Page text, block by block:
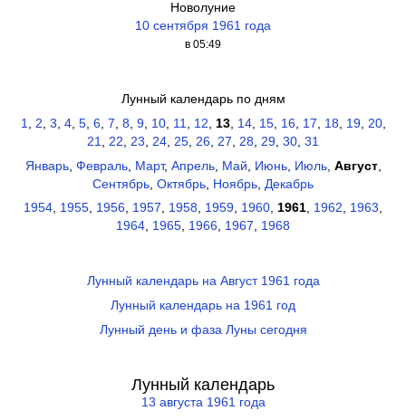
Новолуние
10 сентября 1961 года
в 05:49
Лунный календарь по дням
1
2 3 4, 5, 6, 7 8 9, 10, 11 12 13, 14, 15, 16, 17 18 19, 20,
21
22 23 24 25 26 27 28 29 30 31
Январь, Февраль, Март, Апрель, Май Июнь, Июль, Август,
Сентябрь Октябрь Ноябрь Декабрь
1954, 1955, 1956, 1957, 1958, 1959, 1960, 1961, 1962, 1963,
1964, 1965, 1966, 1967, 1968
Лунный календарь на Август 1961 года
Лунный календарь на 1961 год
Лунный день и фаза Луны сегодня
Лунный календарь
13 августа 1961 года